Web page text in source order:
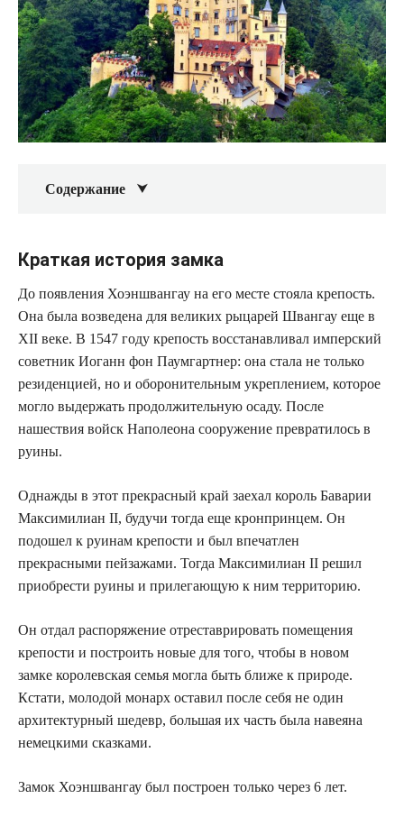
Содержание
Краткая история замка
До появления Хоэншвангау на его месте стояла крепость.
Она была возведена для великих рыцарей Швангау еще в
XII веке. В 1547 году крепость восстанавливал имперский
советник Иоганн фон Паумгартнер: она стала не только
резиденцией, но и оборонительным укреплением, которое
могло выдержать продолжительную осаду. После
нашествия войск Наполеона сооружение превратилось в
руины.
Однажды в этот прекрасный край заехал король Баварии
Максимилиан II, будучи тогда еще кронпринцем. Он
подошел к руинам крепости и был впечатлен
прекрасными пейзажами. Тогда Максимилиан II решил
приобрести руины и прилегающую к ним территорию.
Он отдал распоряжение отреставрировать помещения
крепости и построить новые для того, чтобы в новом
замке королевская семья могла быть ближе к природе.
Кстати, молодой монарх оставил после себя не один
архитектурный шедевр, большая их часть была навеяна
немецкими сказками.
Замок Хоэншвангау был построен только через 6 лет.